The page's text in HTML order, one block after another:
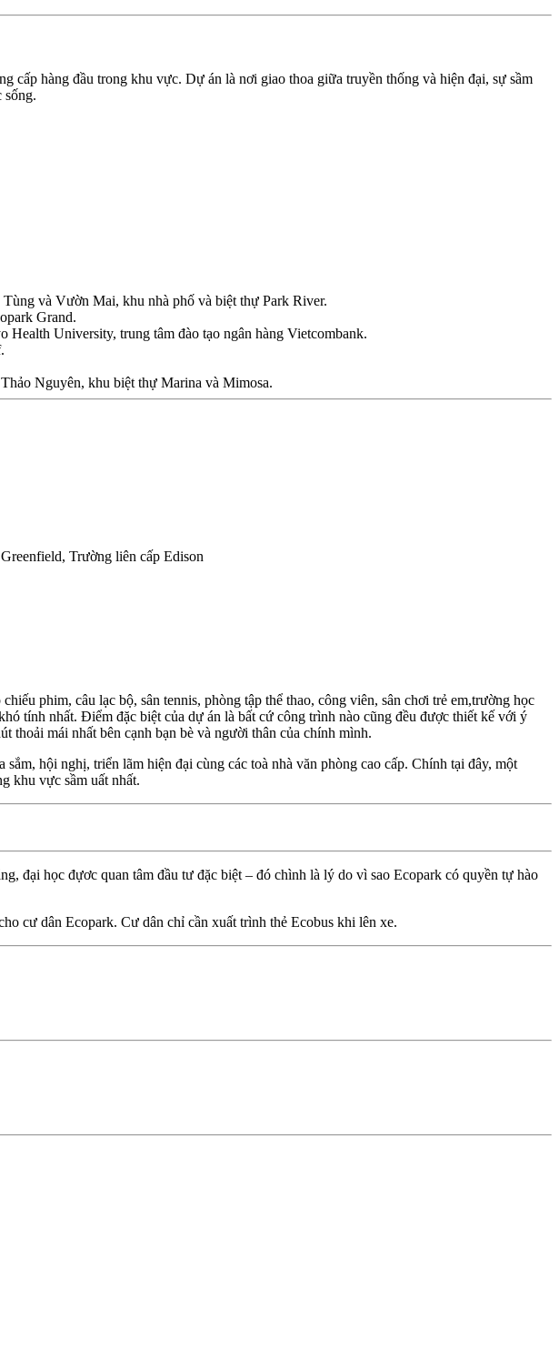
cấp hàng đầu trong khu vực. Dự án là nơi giao thoa giữa truyền thống và hiện đại, sự sầm
sống.
và Vườn Mai, khu nhà phố và biệt thự Park River.
Grand.
University, trung tâm đào tạo ngân hàng Vietcombank.
Nguyên, khu biệt thự Marina và Mimosa.
Trường liên cấp Edison
phim, câu lạc bộ, sân tennis, phòng tập thể thao, công viên, sân chơi trẻ em,trường học
tính nhất. Điểm đặc biệt của dự án là bất cứ công trình nào cũng đều được thiết kế với ý
thoải mái nhất bên cạnh bạn bè và người thân của chính mình.
hội nghị, triển lãm hiện đại cùng các toà nhà văn phòng cao cấp. Chính tại đây, một
khu vực sầm uất nhất.
đại học đựơc quan tâm đầu tư đặc biệt – đó chình là lý do vì sao Ecopark có quyền tự hào
cư dân Ecopark. Cư dân chỉ cần xuất trình thẻ Ecobus khi lên xe.